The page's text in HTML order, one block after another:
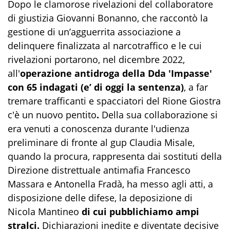
Dopo le clamorose rivelazioni del collaboratore
di giustizia Giovanni Bonanno, che raccontò la
gestione di un’agguerrita associazione a
delinquere finalizzata al narcotraffico e le cui
rivelazioni portarono, nel dicembre 2022,
all'operazione antidroga della Dda 'Impasse'
con 65 indagati (e’ di oggi la sentenza), a far
tremare trafficanti e spacciatori del Rione Giostra
c'è un nuovo pentito. Della sua collaborazione si
era venuti a conoscenza durante l'udienza
preliminare di fronte al gup Claudia Misale,
quando la procura, rappresenta dai sostituti della
Direzione distrettuale antimafia Francesco
Massara e Antonella Fradà, ha messo agli atti, a
disposizione delle difese, la deposizione di
Nicola Mantineo di cui pubblichiamo ampi
stralci. Dichiarazioni inedite e diventate decisive